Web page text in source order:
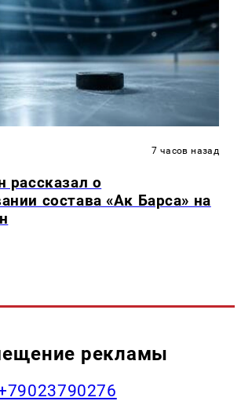
7 часов назад
рассказал о
состава «Ак Барса» на
рекламы